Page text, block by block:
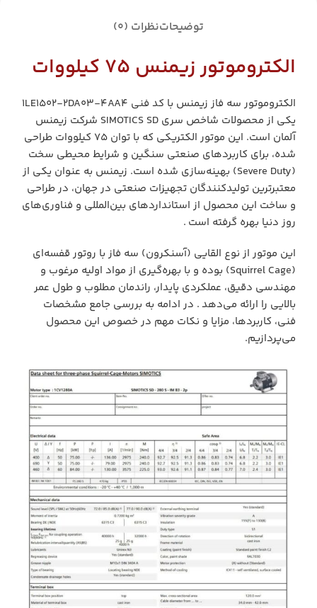
توضیحاتنظرات (0)
الکتروموتور زیمنس ۷۵ کیلووات
الکتروموتور سه فاز زیمنس با کد فنی 1LE1502-2DA03-4AA4
یکی از محصولات شاخص سری SIMOTICS SD شرکت زیمنس
آلمان است. این موتور الکتریکی که با توان ۷۵ کیلووات طراحی
شده، برای کاربردهای صنعتی سنگین و شرایط محیطی سخت
(Severe Duty) بهینه‌سازی شده است. زیمنس به عنوان یکی از
معتبرترین تولیدکنندگان تجهیزات صنعتی در جهان، در طراحی
و ساخت این محصول از استانداردهای بین‌المللی و فناوری‌های
روز دنیا بهره گرفته است .
این موتور از نوع القایی (آسنکرون) سه فاز با روتور قفسه‌ای
(Squirrel Cage) بوده و با بهره‌گیری از مواد اولیه مرغوب و
مهندسی دقیق، عملکردی پایدار، راندمان مطلوب و طول عمر
بالایی را ارائه می‌دهد . در ادامه به بررسی جامع مشخصات
فنی، کاربردها، مزایا و نکات مهم در خصوص این محصول
می‌پردازیم.